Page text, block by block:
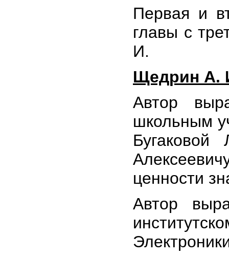
Первая и
главы с
И.
Щедрин А.
Автор
школьным
Бугаковой
ценности
Автор